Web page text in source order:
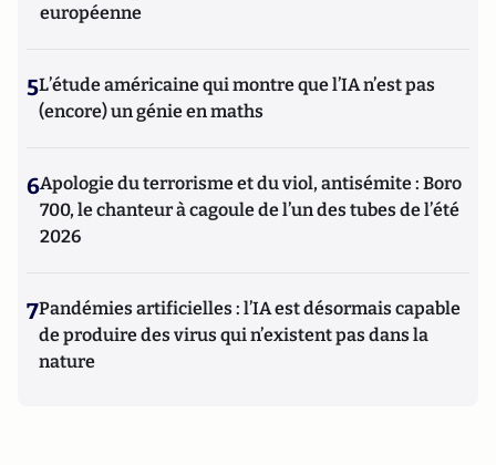
européenne
5L’étude américaine qui montre que l’IA n’est pas
(encore) un génie en maths
6Apologie du terrorisme et du viol, antisémite : Boro
700, le chanteur à cagoule de l’un des tubes de l’été
2026
7Pandémies artificielles : l’IA est désormais capable
de produire des virus qui n’existent pas dans la
nature